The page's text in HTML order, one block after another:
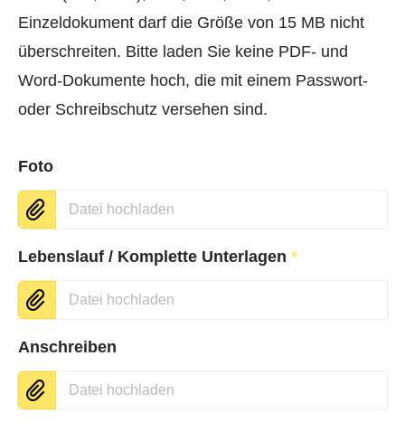
Einzeldokument darf die Größe von 15 MB nicht
überschreiten. Bitte laden Sie keine PDF- und
Word-Dokumente hoch, die mit einem Passwort-
oder Schreibschutz versehen sind.
Foto
Datei hochladen
Lebenslauf / Komplette Unterlagen *
Datei hochladen
Anschreiben
Datei hochladen